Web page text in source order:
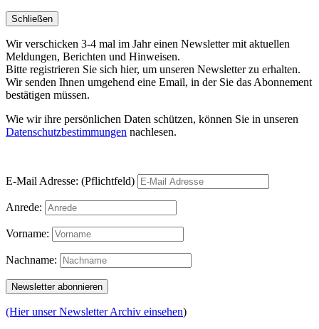
Schließen
Wir verschicken 3-4 mal im Jahr einen Newsletter mit aktuellen
Meldungen, Berichten und Hinweisen.
Bitte registrieren Sie sich hier, um unseren Newsletter zu erhalten.
Wir senden Ihnen umgehend eine Email, in der Sie das Abonnement
bestätigen müssen.
Wie wir ihre persönlichen Daten schützen, können Sie in unseren
Datenschutzbestimmungen nachlesen.
E-Mail Adresse: (Pflichtfeld)
Anrede:
Vorname:
Nachname:
(Hier unser Newsletter Archiv einsehen)